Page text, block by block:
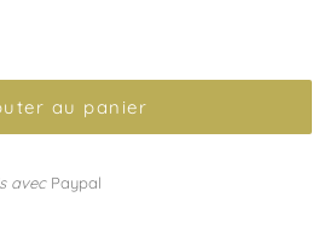
au panier
avec Paypal